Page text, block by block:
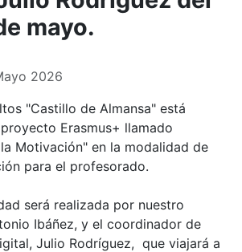
mayo.
2026
"Castillo de Almansa" está
Erasmus+ llamado
Motivación" en la modalidad de
para el profesorado.
será realizada por nuestro
Ibáñez, y el coordinador de
Julio Rodríguez, que viajará a